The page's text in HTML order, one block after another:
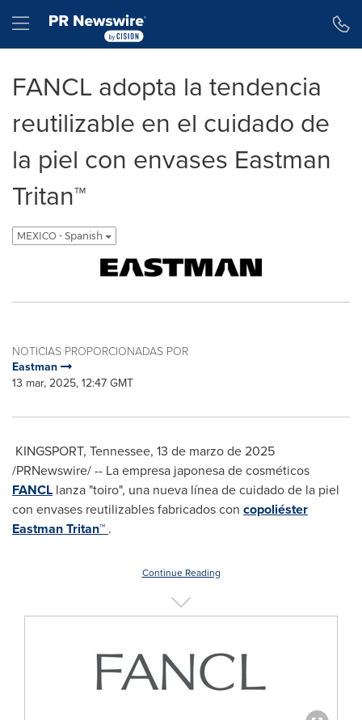
Hamburger menu
FANCL adopta la tendencia
reutilizable en el cuidado de
la piel con envases Eastman
Tritan™
MEXICO - Spanish
NOTICIAS PROPORCIONADAS POR
Eastman
13 mar, 2025, 12:47 GMT
KINGSPORT, Tennessee, 13 de marzo de 2025
/PRNewswire/ -- La empresa japonesa de cosméticos
FANCL lanza "toiro", una nueva línea de cuidado de la piel
con envases reutilizables fabricados con copoliéster
Eastman Tritan™ .
Continue Reading